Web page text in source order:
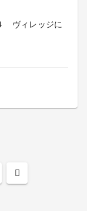
ヴィレッジに